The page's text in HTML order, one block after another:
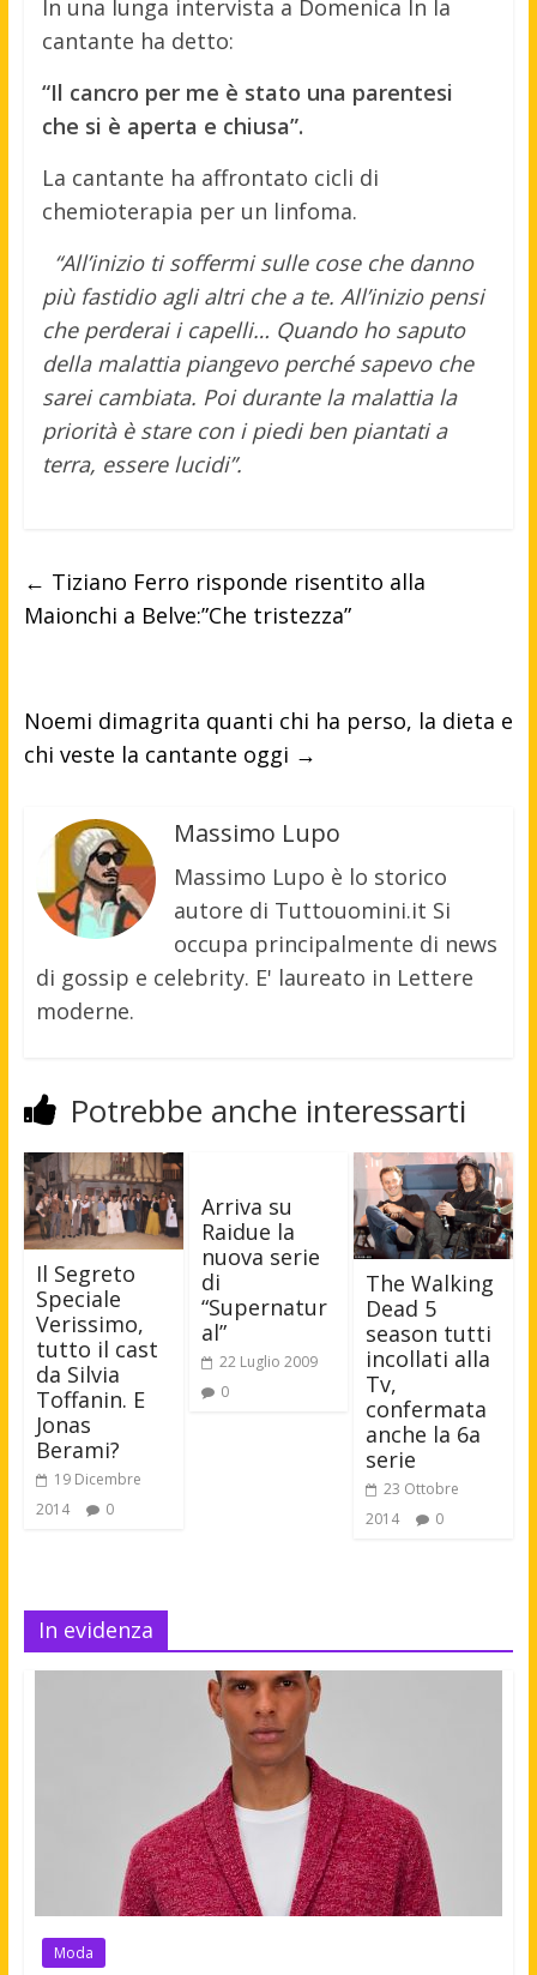
In una lunga intervista a Domenica In la
cantante ha detto:
“Il cancro per me è stato una parentesi
che si è aperta e chiusa”.
La cantante ha affrontato cicli di
chemioterapia per un linfoma.
“All’inizio ti soffermi sulle cose che danno
più fastidio agli altri che a te. All’inizio pensi
che perderai i capelli… Quando ho saputo
della malattia piangevo perché sapevo che
sarei cambiata. Poi durante la malattia la
priorità è stare con i piedi ben piantati a
terra, essere lucidi”.
← Tiziano Ferro risponde risentito alla
Maionchi a Belve:”Che tristezza”
Noemi dimagrita quanti chi ha perso, la dieta e
chi veste la cantante oggi →
Massimo Lupo
Massimo Lupo è lo storico
autore di Tuttouomini.it Si
occupa principalmente di news
di gossip e celebrity. E' laureato in Lettere
moderne.
Potrebbe anche interessarti
Il Segreto
Speciale
Verissimo,
tutto il cast
da Silvia
Toffanin. E
Jonas
Berami?
19 Dicembre
2014
0
Arriva su
Raidue la
nuova serie
di
“Supernatur
al”
22 Luglio 2009
0
The Walking
Dead 5
season tutti
incollati alla
Tv,
confermata
anche la 6a
serie
23 Ottobre
2014
0
In evidenza
Moda